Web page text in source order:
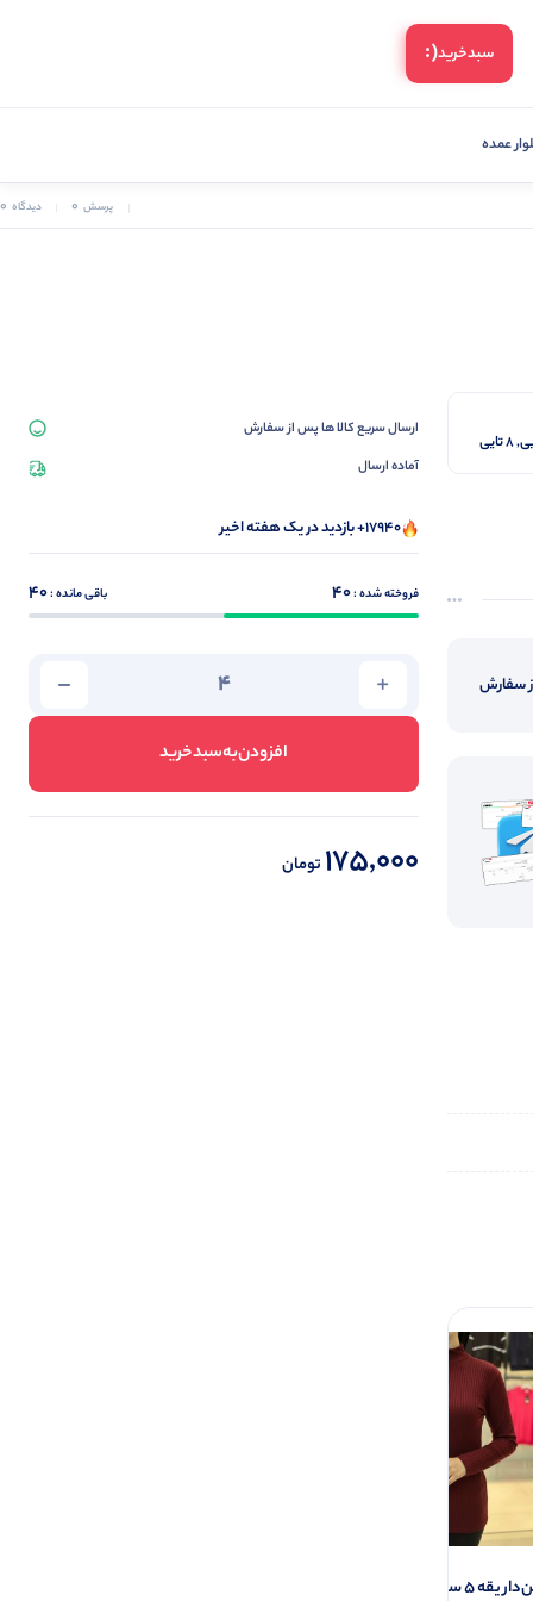
سبد‌خرید(:
عمده
پرسش 0 دیدگاه 0
سفارش
(پک ۶ عددی)
ارسال سریع کالا ها پس از سفارش
آماده ارسال
17940+ بازدید در یک هفته اخیر
فروخته شده :40 باقی مانده :40
افزودن‌به‌سبد‌خرید
175,000 تومان